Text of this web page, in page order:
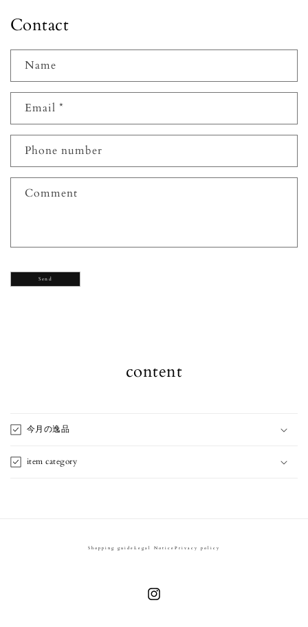
Contact
Name
Email *
Phone number
Comment
Send
content
今月の逸品
item category
Shopping guide Legal Notice Privacy policy
Instagram